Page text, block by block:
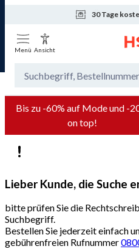
30 Tage
Menü Ansicht
Bis zu -60% auf Mode und -
on top!
Lieber Kunde, die Suche
bitte prüfen Sie die
Suchbegriff.
Bestellen Sie jederzeit einfach
gebührenfreien Rufnummer